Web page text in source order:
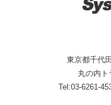
東京都千代
丸の内ト
Tel:03-6261-